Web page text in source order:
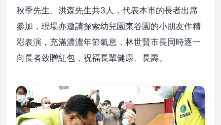
秋季先生、洪森先生共3人，代表本市的長者出席
參加，現場亦邀請探索幼兒園東谷園的小朋友作精
彩表演，充滿濃濃年節氣息，林世賢市長同時逐一
向長者致贈紅包，祝福長輩健康、長壽。